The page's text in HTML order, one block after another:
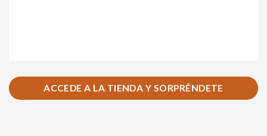
ACCEDE A LA TIENDA Y SORPRÉNDETE